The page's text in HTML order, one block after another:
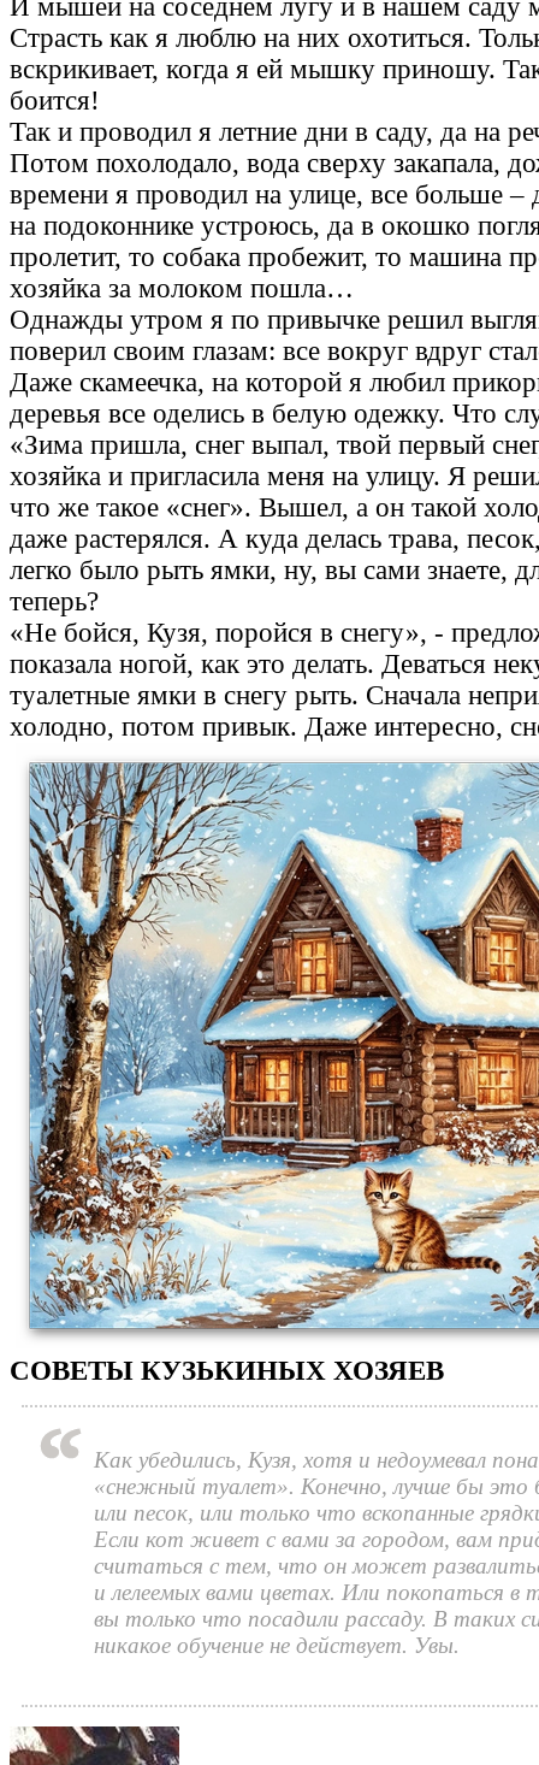
И мышей на соседнем лугу и в нашем саду
Страсть как я люблю на них охотиться.
вскрикивает, когда я ей мышку приношу.
боится!
Так и проводил я летние дни в саду, да на
Потом похолодало, вода сверху закапала,
времени я проводил на улице, все больше –
на подоконнике устроюсь, да в окошко
пролетит, то собака пробежит, то машина
хозяйка за молоком пошла…
Однажды утром я по привычке решил
поверил своим глазам: все вокруг вдруг
Даже скамеечка, на которой я любил
деревья все оделись в белую одежку. Что
«Зима пришла, снег выпал, твой первый
хозяйка и пригласила меня на улицу. Я
что же такое «снег». Вышел, а он такой
даже растерялся. А куда делась трава,
легко было рыть ямки, ну, вы сами знаете,
теперь?
«Не бойся, Кузя, поройся в снегу», -
показала ногой, как это делать. Деваться
туалетные ямки в снегу рыть. Сначала
холодно, потом привык. Даже интересно,
СОВЕТЫ КУЗЬКИНЫХ ХОЗЯЕВ
Как убедились, Кузя, хотя и недоумевал
«снежный туалет». Конечно, лучше бы это
или песок, или только что вскопанные
Если кот живет с вами за городом, вам
считаться с тем, что он может
и лелеемых вами цветах. Или покопаться в
вы только что посадили рассаду. В таких
никакое обучение не действует. Увы.